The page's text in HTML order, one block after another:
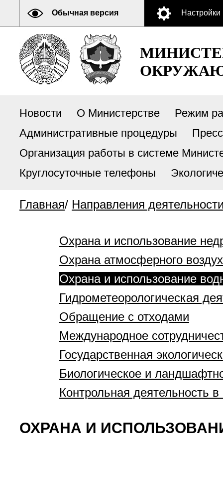
Обычная версия Настройки
Новости О Министерстве
Режим
Административные процедуры
Организация работы в системе
Круглосуточные телефоны
Главная/ Направления
Охрана и использование
Охрана атмосферного
Охрана и использование
Гидрометеорологическая
Обращение с отходами
Международное
Государственная
Биологическое и
Контрольная деятельность
ОХРАНА И